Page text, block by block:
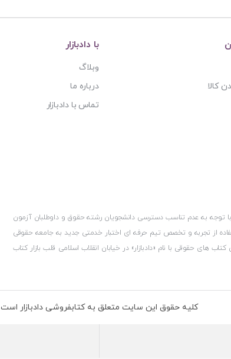
کالا
با دادبازار
وبلاگ
درباره ما
تماس با دادبازار
توجه به عدم تناسب دسترسی دانشجویان رشته حقوق و داوطلبان آزمون
از تجربه و تخصص تیم حرفه ای اختبار خدمتی جدید به جامعه حقوقی
های حقوقی با نام «دادبازار» در خیابان انقلاب اسلامی قلب بازار کتاب
وزارت صنعت، معدن و تجارت، نشان ملی ثبت رسانه های دیجیتال از
تلفیق آن با شناخت کامل نیازهای جامعه حقوقی کشور راه اندازی کردیم تا
کلیه حقوق این سایت متعلق به کتابفروشی دادبازار است